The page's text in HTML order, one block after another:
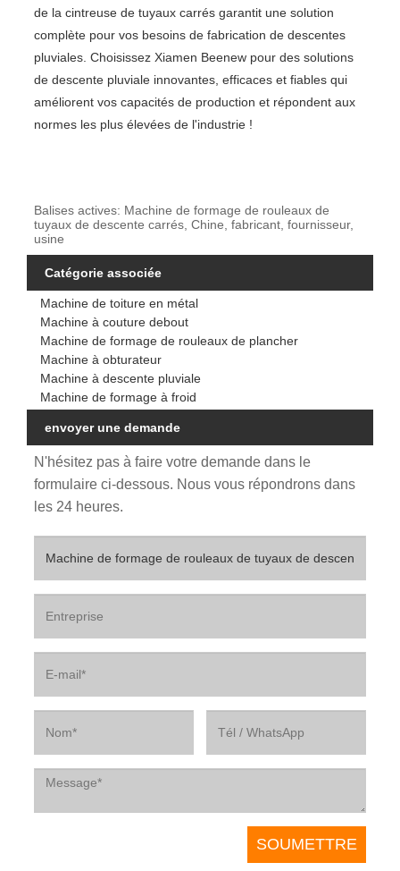
de la cintreuse de tuyaux carrés garantit une solution
complète pour vos besoins de fabrication de descentes
pluviales. Choisissez Xiamen Beenew pour des solutions
de descente pluviale innovantes, efficaces et fiables qui
améliorent vos capacités de production et répondent aux
normes les plus élevées de l'industrie !
Balises actives: Machine de formage de rouleaux de
tuyaux de descente carrés, Chine, fabricant, fournisseur,
usine
Catégorie associée
Machine de toiture en métal
Machine à couture debout
Machine de formage de rouleaux de plancher
Machine à obturateur
Machine à descente pluviale
Machine de formage à froid
envoyer une demande
N'hésitez pas à faire votre demande dans le
formulaire ci-dessous. Nous vous répondrons dans
les 24 heures.